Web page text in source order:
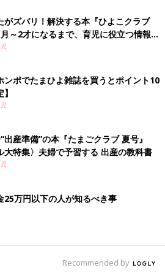
がズバリ！解決する本『ひよこクラブ
～2才になるまで、育児に役立つ情報が
ンポでたまひよ雑誌を買うとポイント10
出産準備”の本『たまごクラブ 夏号』
大特集〉夫婦で予習する 出産の教科書
25万円以下の人が知るべき事
Recommended by